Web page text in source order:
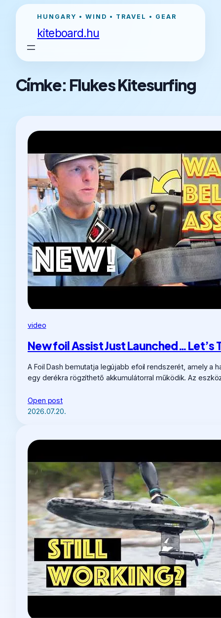
Ugrás
tartalomhoz
HUNGARY • WIND • TRAVEL • GEAR
kiteboard.hu
Címke: Flukes Kitesurfing
video
New foil Assist Just Launched…
A Foil Dash bemutatja legújabb efoil rendszerét, amely a
egy derékra rögzíthető akkumulátorral működik. Az
Open post
2026.07.20.